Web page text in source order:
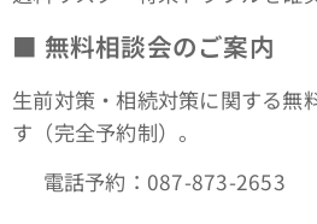
■ 無料相談会のご案内
生前対策・相続対策に関する無
す（完全予約制）。
📞 電話予約：087-873-2653